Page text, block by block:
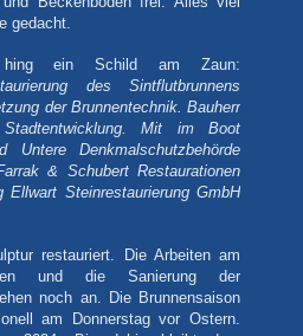
gedacht.
ein Schild am Zaun:
des Sintflutbrunnens
der Brunnentechnik. Bauherr
Stadtentwicklung. Mit im Boot
Untere Denkmalschutzbehörde
& Schubert Restaurationen
Ellwart Steinrestaurierung GmbH
restauriert. Die Arbeiten am
und die Sanierung der
noch an. Die Brunnensaison
am Donnerstag vor Ostern.